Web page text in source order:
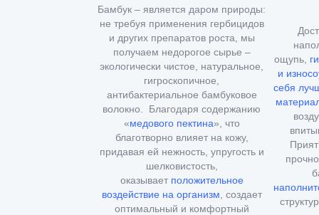
Бамбук – является даром природы:
не требуя применения гербицидов
и других препаратов роста, мы
получаем недорогое сырье –
экологически чистое, натуральное,
гигроскопичное,
антибактериальное бамбуковое
волокно. Благодаря содержанию
«медового пектина», что
благотворно влияет на кожу,
придавая ей нежность, упругость и
шелковистость,
оказывает положительное
воздействие на организм , создает
оптимальный и комфортный
ощупь,
и
себя